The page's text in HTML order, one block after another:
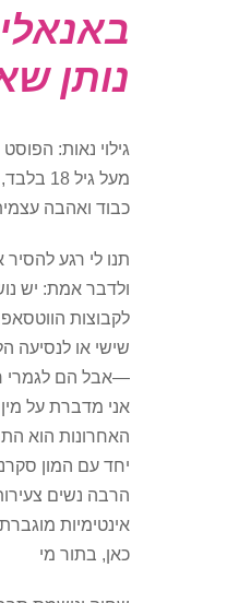
נותן
גילוי נאות:
מעל
כבוד ואהבה
תנו לי רגע
ולדבר אמת: יש
לקבוצות
שישי או לנסיעה
—אבל הם לגמרי
אני מדברת על
האחרונות הוא
יחד עם המון
הרבה נשים
אינטימיות
כאן, בתור מי